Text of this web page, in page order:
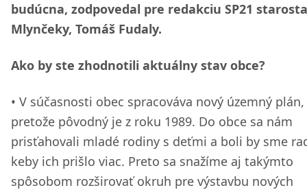
budúcna, zodpovedal pre redakciu SP21
Mlynčeky, Tomáš Fudaly.
Ako by ste zhodnotili aktuálny stav obce?
V súčasnosti obec spracováva nový územný plán,
pretože pôvodný je z roku 1989. Do obce sa nám
prisťahovali mladé rodiny s deťmi a boli by sme
keby ich prišlo viac. Preto sa snažíme aj takýmto
spôsobom rozširovať okruh pre výstavbu nových